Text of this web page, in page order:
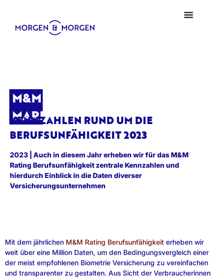
M&M
MARKTBLICK
KENNZAHLEN RUND UM DIE
BERUFSUNFÄHIGKEIT 2023
2023 | Auch in diesem Jahr erheben wir für das M&M
Rating Berufsunfähigkeit zentrale Kennzahlen und
hierdurch Einblick in die Daten diverser
Versicherungsunternehmen
Mit dem jährlichen M&M Rating Berufsunfähigkeit erheben wir
weit über eine Million Daten, um den Bedingungsvergleich einer
der meist empfohlenen Biometrie Versicherung zu vereinfachen
und transparenter zu gestalten. Aus Sicht der Verbraucherinnen